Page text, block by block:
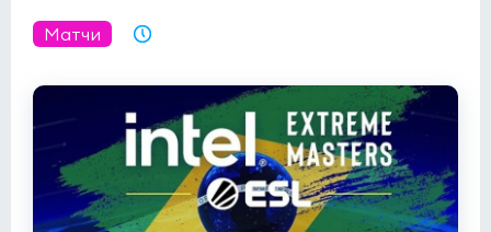
Матчи